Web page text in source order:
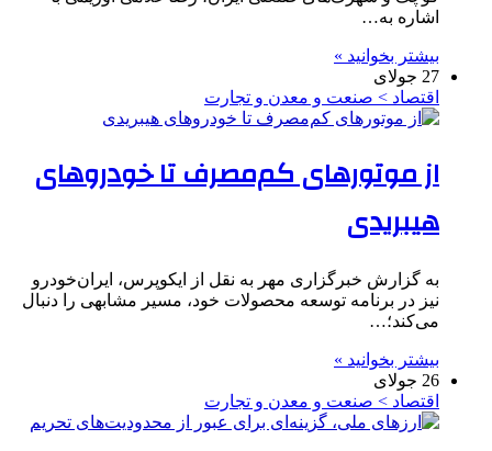
اشاره به…
بیشتر بخوانید »
27 جولای
اقتصاد > صنعت و معدن و تجارت
از موتورهای کم‌مصرف تا خودروهای
هیبریدی
به گزارش خبرگزاری مهر به نقل از ایکوپرس، ایران‌خودرو
نیز در برنامه توسعه محصولات خود، مسیر مشابهی را دنبال
می‌کند؛…
بیشتر بخوانید »
26 جولای
اقتصاد > صنعت و معدن و تجارت